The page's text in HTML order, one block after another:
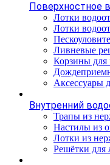
Поверхностное
Лотки
Лотки
Ливневые
Корзины для
Аксессуары
Внутренний
Трапы из
Настилы из
Лотки из
Решётки для